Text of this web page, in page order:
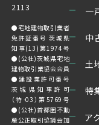
2113
●宅地建物取引業者
免許証番号 茨城県
知事(13)第1974号
●(公社)茨城県宅地
建物取引業協会会員
●建設業許可番号
茨城県知事許可
（特-03）第5769号
●(公社)首都圏不動
産公正取引協議会加
一
中
土
特
ア